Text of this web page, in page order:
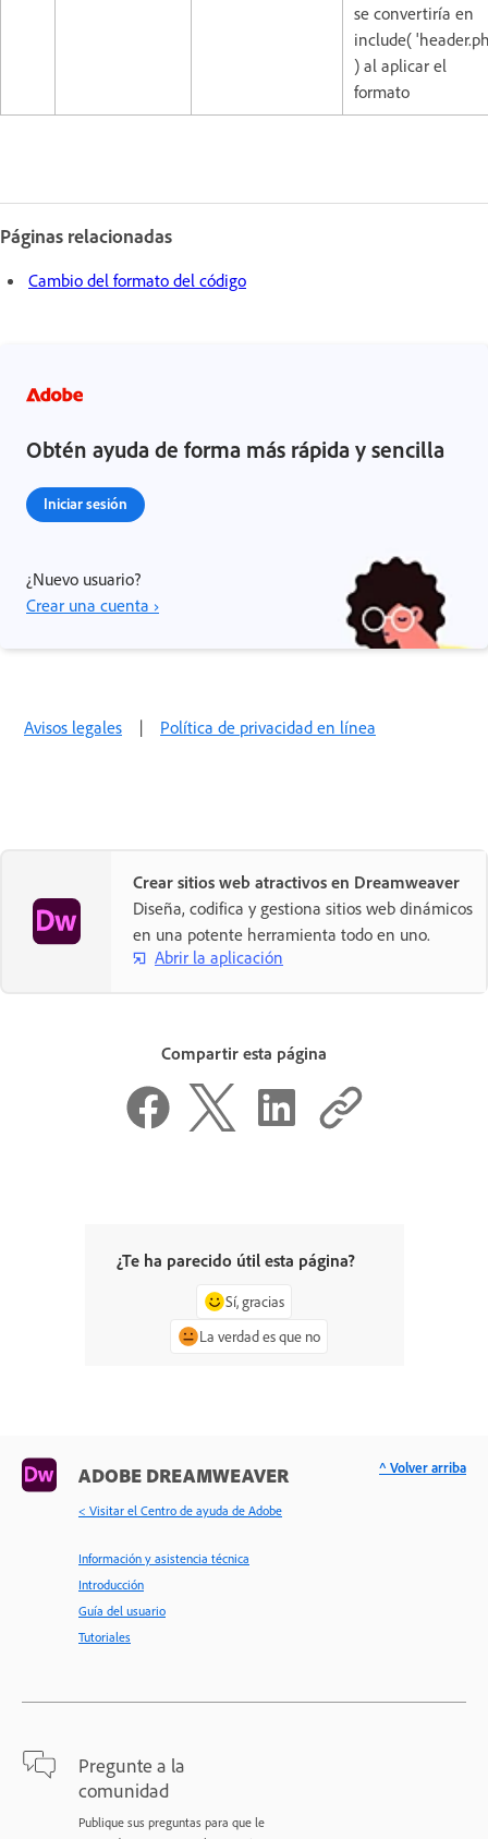
se convertiría en
include(
) al aplicar el
formato
Páginas relacionadas
Cambio del formato del código
Obtén ayuda de forma más rápida y sencilla
Iniciar sesión
¿Nuevo usuario?
Crear una cuenta ›
Avisos legales | Política de privacidad en línea
Crear sitios web atractivos en Dreamweaver
Diseña, codifica y gestiona sitios web dinámicos
en una potente herramienta todo en uno.
Abrir la aplicación
Compartir esta página
¿Te ha parecido útil esta página?
Sí, gracias
La verdad es que no
ADOBE DREAMWEAVER
< Visitar el Centro de ayuda de Adobe
Información y asistencia técnica
Introducción
Guía del usuario
Tutoriales
Pregunte a la
comunidad
Publique sus preguntas para que le
^ Volver arriba